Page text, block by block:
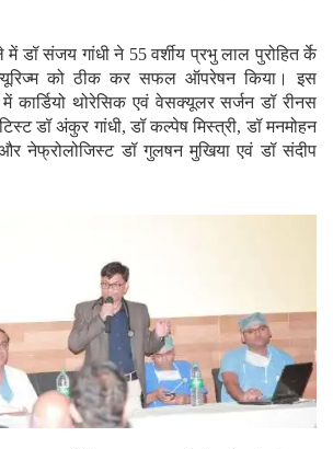
डॉ संजय गांधी ने 55 वर्शीय प्रभु लाल पुरोहित र्के
को ठीक कर सफल ऑपरेषन किया। इस
कार्डियो थोरेसिक एवं वेसक्यूलर सर्जन डॉ रीनस
डॉ अंकुर गांधी, डॉ कल्पेष मिस्त्री, डॉ मनमोहन
नेफ्रोलोजिस्ट डॉ गुलषन मुखिया एवं डॉ संदीप